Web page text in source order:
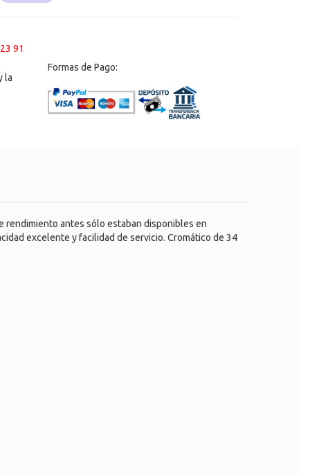
91
la
Formas de Pago:
rendimiento antes sólo estaban disponibles en
excelente y facilidad de servicio. Cromático de 34